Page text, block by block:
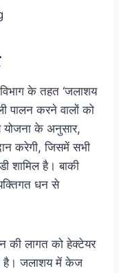
विभाग के तहत ‘जलाशय
पालन करने वालों को
योजना के अनुसार,
करेगी, जिसमें सभी
शामिल है। बाकी
धन से
की लागत को हेक्टेयर
है। जलाशय में केज